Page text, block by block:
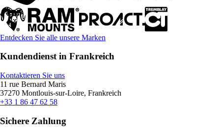
Entdecken Sie alle unsere Marken
Kundendienst in Frankreich
Kontaktieren Sie uns
11 rue Bernard Maris
37270 Montlouis-sur-Loire, Frankreich
+33 1 86 47 62 58
Sichere Zahlung